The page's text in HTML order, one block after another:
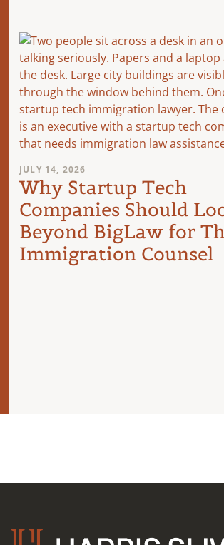
JULY 14, 2026
Why Startup Tech
Companies Should
Beyond BigLaw for
Immigration Counsel